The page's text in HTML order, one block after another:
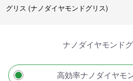
グリス (ナノダイヤモンドグリス)
ナノダイヤモンド
高効率ナノダイヤモ